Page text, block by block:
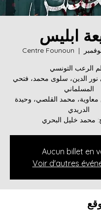
ابليس
  |
Centre Founoun
نور الدين، سلوى محمد، فتحي
محمد القلصي، وحيدة
محمد خليل البحري
Aucun billet en
Voir d'autres